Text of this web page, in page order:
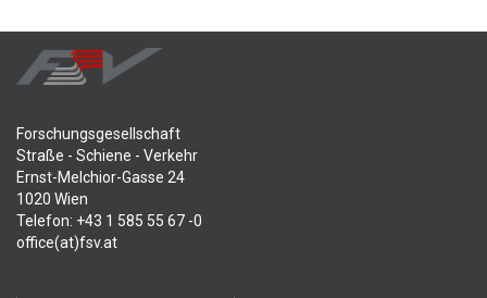
Forschungsgesellschaft
Straße - Schiene - Verkehr
Ernst-Melchior-Gasse 24
1020 Wien
Telefon: +43 1 585 55 67 -0
office(at)fsv.at